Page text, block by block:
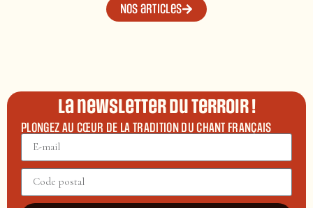
Nos articles
La newsletter du terroir !
PLONGEZ AU CŒUR DE LA TRADITION DU CHANT FRANÇAIS